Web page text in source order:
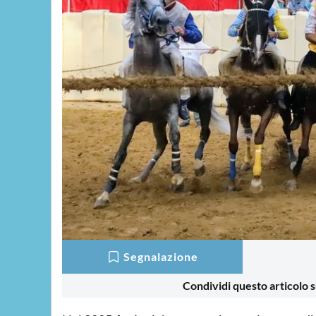
Segnalazione
Condividi questo articolo